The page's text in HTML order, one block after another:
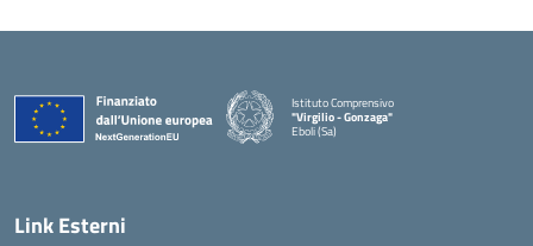
Istituto Comprensivo
"Virgilio - Gonzaga"
Eboli (Sa)
Link Esterni